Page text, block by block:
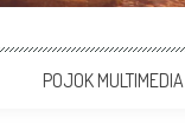
POJOK MULTIMEDIA